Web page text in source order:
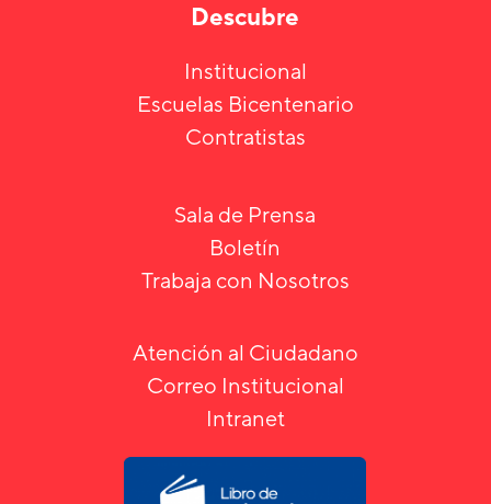
Descubre
Institucional
Escuelas Bicentenario
Contratistas
Sala de Prensa
Boletín
Trabaja con Nosotros
Atención al Ciudadano
Correo Institucional
Intranet